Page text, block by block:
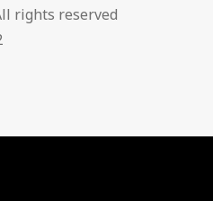
rights reserved